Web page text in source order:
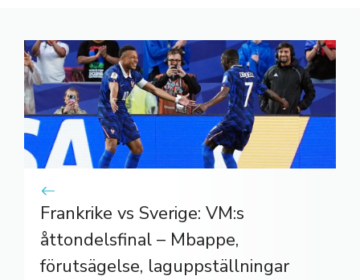
Frankrike vs Sverige: VM:s
åttondelsfinal – Mbappe,
förutsägelse, laguppställningar